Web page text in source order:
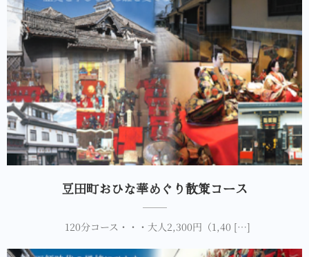
豆田町おひな華めぐり散策コース
120分コース・・・大人2,300円（1,40 […]